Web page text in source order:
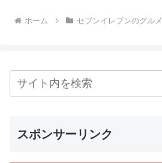
ホーム セブンイレブンのグルメ
スポンサーリンク